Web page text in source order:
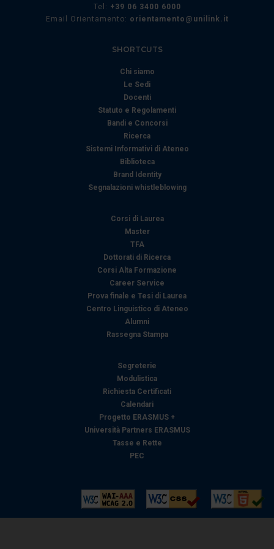
nostri partner che si occupano di analisi dei dati web,
Tel: +39 06 3400 6000
Email Orientamento: orientamento@unilink.it
SHORTCUTS
Chi siamo
Le Sedi
Docenti
Statuto e Regolamenti
Bandi e Concorsi
Ricerca
Sistemi Informativi di Ateneo
Biblioteca
Brand Identity
Segnalazioni whistleblowing
Corsi di Laurea
Master
TFA
Dottorati di Ricerca
Corsi Alta Formazione
Career Service
Prova finale e Tesi di Laurea
Centro Linguistico di Ateneo
Alumni
Rassegna Stampa
Segreterie
Modulistica
Richiesta Certificati
Calendari
Progetto ERASMUS +
Università Partners ERASMUS
Tasse e Rette
PEC